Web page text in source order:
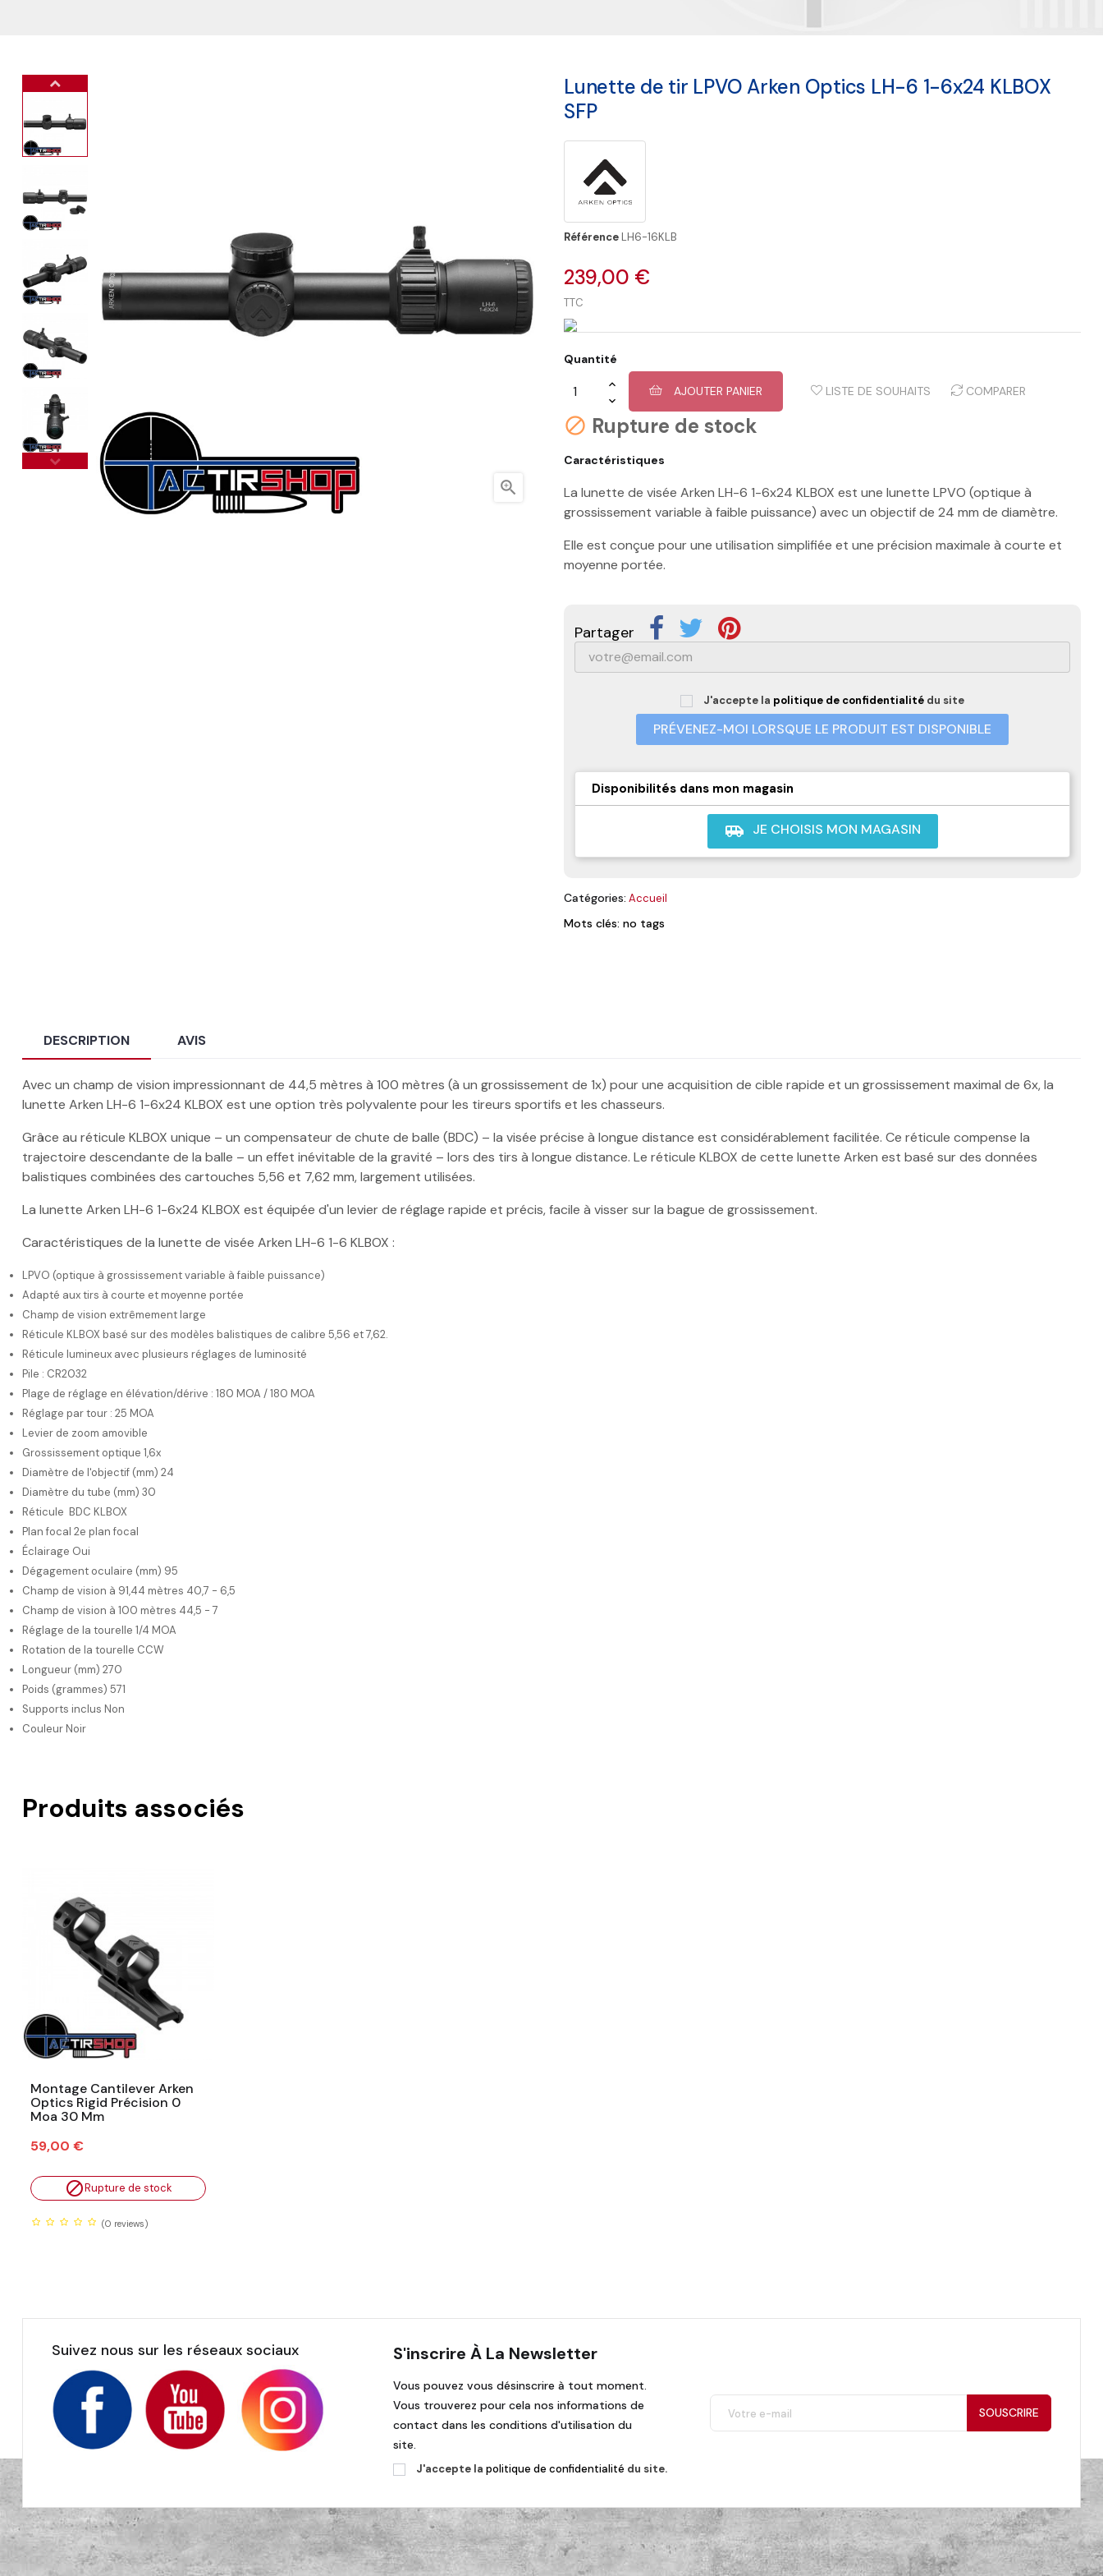

Lunette de tir LPVO Arken Optics LH-6 1-6x24 KLBOX
SFP
RéférenceLH6-16KLB
239,00 €
TTC
Quantité
AJOUTER PANIER LISTE DE SOUHAITS COMPARER
 Rupture de stock
Caractéristiques
La lunette de visée Arken LH-6 1-6x24 KLBOX est une lunette LPVO (optique à
grossissement variable à faible puissance) avec un objectif de 24 mm de diamètre.
Elle est conçue pour une utilisation simplifiée et une précision maximale à courte et
moyenne portée.
Partager
J'accepte la politique de confidentialité du site
PRÉVENEZ-MOI LORSQUE LE PRODUIT EST DISPONIBLE
Disponibilités dans mon magasin
airport_shuttle JE CHOISIS MON MAGASIN
Catégories: Accueil
Mots clés: no tags
DESCRIPTION AVIS
Avec un champ de vision impressionnant de 44,5 mètres à 100 mètres (à un grossissement de 1x) pour une acquisition de cible rapide et un grossissement maximal de 6x, la
lunette Arken LH-6 1-6x24 KLBOX est une option très polyvalente pour les tireurs sportifs et les chasseurs.
Grâce au réticule KLBOX unique – un compensateur de chute de balle (BDC) – la visée précise à longue distance est considérablement facilitée. Ce réticule compense la
trajectoire descendante de la balle – un effet inévitable de la gravité – lors des tirs à longue distance. Le réticule KLBOX de cette lunette Arken est basé sur des données
balistiques combinées des cartouches 5,56 et 7,62 mm, largement utilisées.
La lunette Arken LH-6 1-6x24 KLBOX est équipée d'un levier de réglage rapide et précis, facile à visser sur la bague de grossissement.
Caractéristiques de la lunette de visée Arken LH-6 1-6 KLBOX :
LPVO (optique à grossissement variable à faible puissance)
Adapté aux tirs à courte et moyenne portée
Champ de vision extrêmement large
Réticule KLBOX basé sur des modèles balistiques de calibre 5,56 et 7,62.
Réticule lumineux avec plusieurs réglages de luminosité
Pile : CR2032
Plage de réglage en élévation/dérive : 180 MOA / 180 MOA
Réglage par tour : 25 MOA
Levier de zoom amovible
Grossissement optique 1,6x
Diamètre de l'objectif (mm) 24
Diamètre du tube (mm) 30
Réticule BDC KLBOX
Plan focal 2e plan focal
Éclairage Oui
Dégagement oculaire (mm) 95
Champ de vision à 91,44 mètres 40,7 - 6,5
Champ de vision à 100 mètres 44,5 - 7
Réglage de la tourelle 1/4 MOA
Rotation de la tourelle CCW
Longueur (mm) 270
Poids (grammes) 571
Supports inclus Non
Couleur Noir
Produits associés
Montage Cantilever Arken
Optics Rigid Précision 0
Moa 30 Mm
Prix
59,00 €
Rupture de stock
(0 reviews)
Suivez nous sur les réseaux sociaux S'inscrire À La Newsletter
Vous pouvez vous désinscrire à tout moment.
Vous trouverez pour cela nos informations de
contact dans les conditions d'utilisation du
site.
J'accepte la politique de confidentialité du site.
SOUSCRIRE